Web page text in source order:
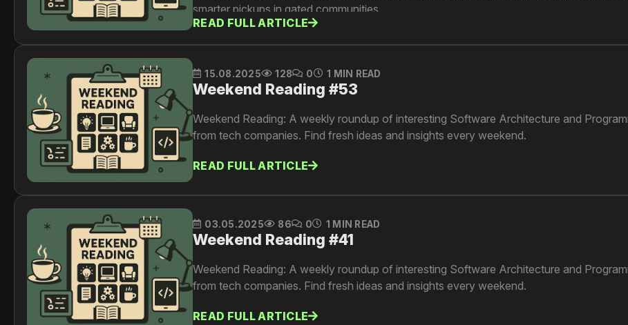
smarter pickups in gated communities.
READ FULL ARTICLE
15.08.2025 128 0 1 MIN READ
Weekend Reading #53
Weekend Reading: A weekly roundup of interesting Software Architecture and
from tech companies. Find fresh ideas and insights every weekend.
READ FULL ARTICLE
03.05.2025 86 0 1 MIN READ
Weekend Reading #41
Weekend Reading: A weekly roundup of interesting Software Architecture and
from tech companies. Find fresh ideas and insights every weekend.
READ FULL ARTICLE